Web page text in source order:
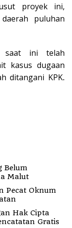
proyek ini,
puluhan
saat ini telah
kasus dugaan
ditangani KPK.
Belum
Malut
Hak Cipta
Gratis